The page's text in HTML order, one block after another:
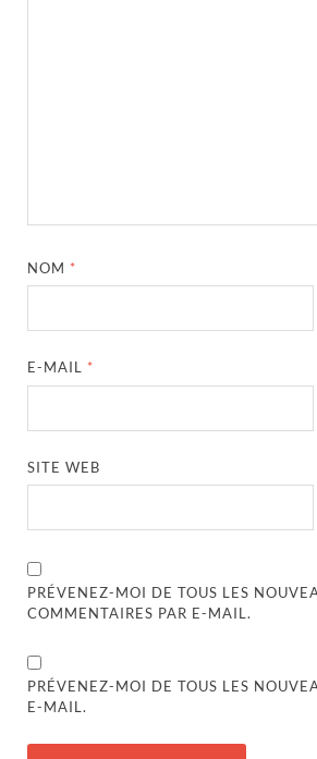
NOM *
E-MAIL *
SITE WEB
PRÉVENEZ-MOI DE TOUS LES
COMMENTAIRES PAR E-MAIL.
PRÉVENEZ-MOI DE TOUS LES
E-MAIL.